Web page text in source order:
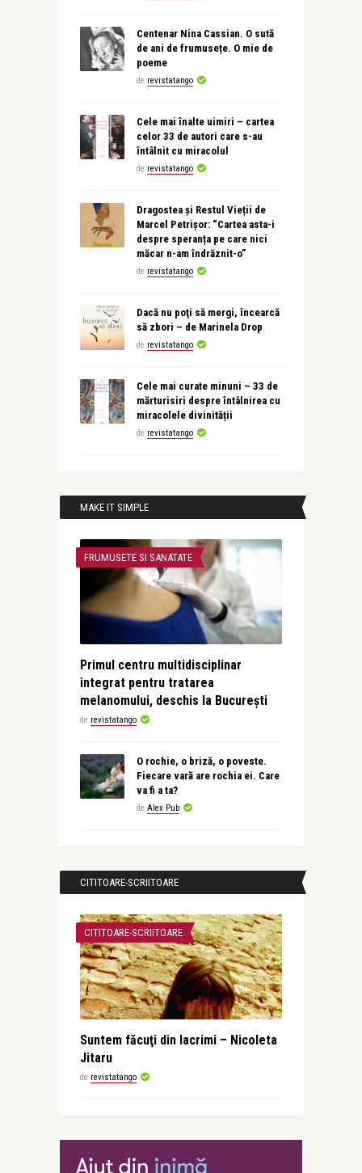
Centenar Nina Cassian. O sută
de ani de frumusețe. O mie de
poeme
de revistatango
Cele mai înalte uimiri – cartea
celor 33 de autori care s-au
întâlnit cu miracolul
de revistatango
Dragostea și Restul Vieții de
Marcel Petrișor: “Cartea asta-i
despre speranța pe care nici
măcar n-am îndrăznit-o”
de revistatango
Dacă nu poţi să mergi, încearcă
să zbori – de Marinela Drop
de revistatango
Cele mai curate minuni – 33 de
mărturisiri despre întâlnirea cu
miracolele divinității
de revistatango
MAKE IT SIMPLE
FRUMUSETE SI SANATATE
Primul centru multidisciplinar
integrat pentru tratarea
melanomului, deschis la București
de revistatango
O rochie, o briză, o poveste.
Fiecare vară are rochia ei. Care
va fi a ta?
de Alex Pub
CITITOARE-SCRIITOARE
CITITOARE-SCRIITOARE
Suntem făcuţi din lacrimi – Nicoleta
Jitaru
de revistatango